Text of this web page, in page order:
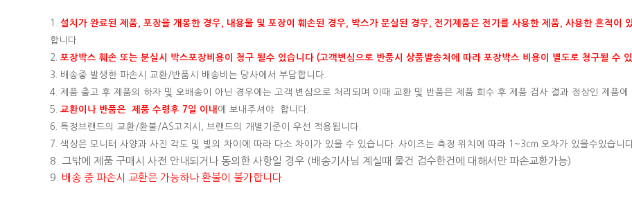
1. 설치가 완료된 제품, 포장을 개봉한 경우, 내용물 및 포장이 훼손된 경우, 박스가 분실된 경우, 전기제품은 전기를 사용한 제품, 사용한 흔적이
합니다.
2. 포장박스 훼손 또는 분실시 박스포장비용이 청구 될수 있습니다 (고객변심으로 반품시 상품발송처에 따라 포장박스 비용이 별도로 청구될 수
3. 배송중 발생한 파손시 교환/반품시 배송비는 당사에서 부담합니다.
4. 제품 출고 후 제품의 하자 및 오배송이 아닌 경우에는 고객 변심으로 처리되며 이때 교환 및 반품은 제품 회수 후 제품 검사 결과 정상인 제품
5. 교환이나 반품은 제품 수령후 7일 이내 에 보내주셔야 합니다.
6. 특정브랜드의 교환/환불/AS고지시, 브랜드의 개별기준이 우선 적용됩니다.
7. 색상은 모니터 사양과 사진 각도 및 빛의 차이에 따라 다소 차이가 있을 수 있습니다. 사이즈는 측정 위치에 따라 1~3cm 오차가 있을수있습니
8. 그밖에 제품 구매시 사전 안내되거나 동의한 사항일 경우 (배송기사님 계실때 물건 검수한건에 대해서만 파손교환가능)
9. 배송 중 파손시 교환은 가능하나 환불이 불가합니다.